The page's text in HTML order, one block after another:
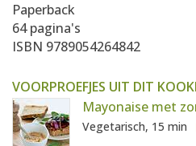
Paperback
64 pagina's
ISBN 9789054264842
VOORPROEFJES UIT DIT
Mayonaise met
Vegetarisch, 15 min